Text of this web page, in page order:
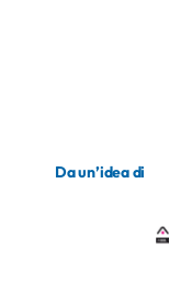
Da un’idea di